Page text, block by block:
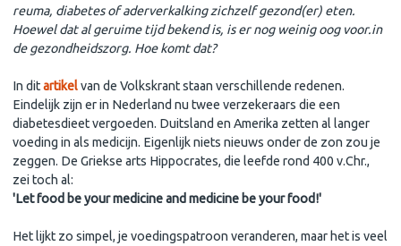
reuma, diabetes of aderverkalking zichzelf gezond(er) eten.
Hoewel dat al geruime tijd bekend is, is er nog weinig oog voor.in
de gezondheidszorg. Hoe komt dat?
In ditartikelvan de Volkskrant staan verschillende redenen.
Eindelijk zijn er in Nederland nu twee verzekeraars die een
diabetesdieet vergoeden. Duitsland en Amerika zetten al langer
voeding in als medicijn. Eigenlijk niets nieuws onder de zon zou je
zeggen. De Griekse arts Hippocrates, die leefde rond 400 v.Chr.,
zei toch al:
'Let food be your medicine and medicine be your food!'
Het lijkt zo simpel, je voedingspatroon veranderen, maar het is veel